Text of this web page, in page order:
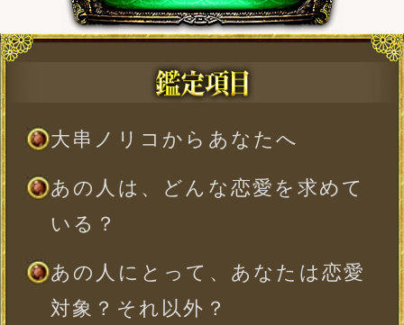
あの人はあなたとの距離をどう
あの人はあなたのどんな反応を
あの人が次に起こす行動と、2人
の次展開
る？
あなたがこの恋を叶えるために